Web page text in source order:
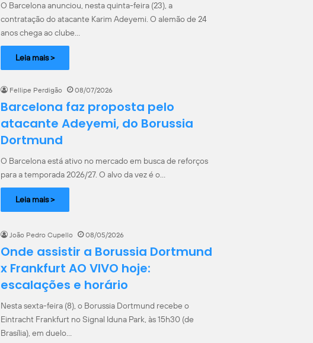
O Barcelona anunciou, nesta quinta-feira (23), a
contratação do atacante Karim Adeyemi. O alemão de 24
anos chega ao clube…
Leia mais >
Fellipe Perdigão 08/07/2026
Barcelona faz proposta pelo
atacante Adeyemi, do Borussia
Dortmund
O Barcelona está ativo no mercado em busca de reforços
para a temporada 2026/27. O alvo da vez é o…
Leia mais >
João Pedro Cupello 08/05/2026
Onde assistir a Borussia Dortmund
x Frankfurt AO VIVO hoje:
escalações e horário
Nesta sexta-feira (8), o Borussia Dortmund recebe o
Eintracht Frankfurt no Signal Iduna Park, às 15h30 (de
Brasília), em duelo…